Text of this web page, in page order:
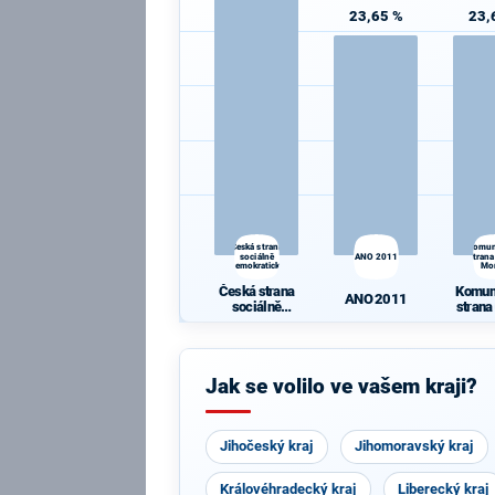
Česká strana
sociálně
demokratická
Česká strana
sociálně
23,65 %
ANO 2011
ANO 2011
strana
strana
Jak se volilo ve vašem kraji?
Jihočeský kraj Jihomoravský kraj
Královéhradecký kraj Liberecký kraj